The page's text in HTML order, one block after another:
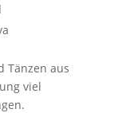
Tänzen aus
viel